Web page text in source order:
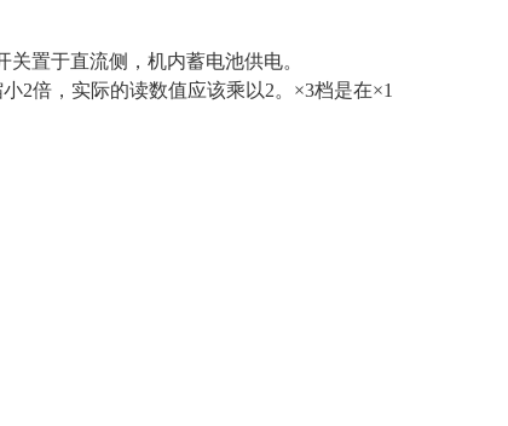
置于直流侧，机内蓄电池供电。
2倍，实际的读数值应该乘以2。×3档是在×1